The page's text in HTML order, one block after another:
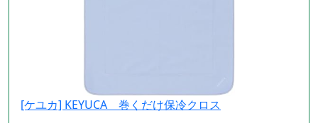
[ケユカ] KEYUCA 巻くだけ保冷クロス